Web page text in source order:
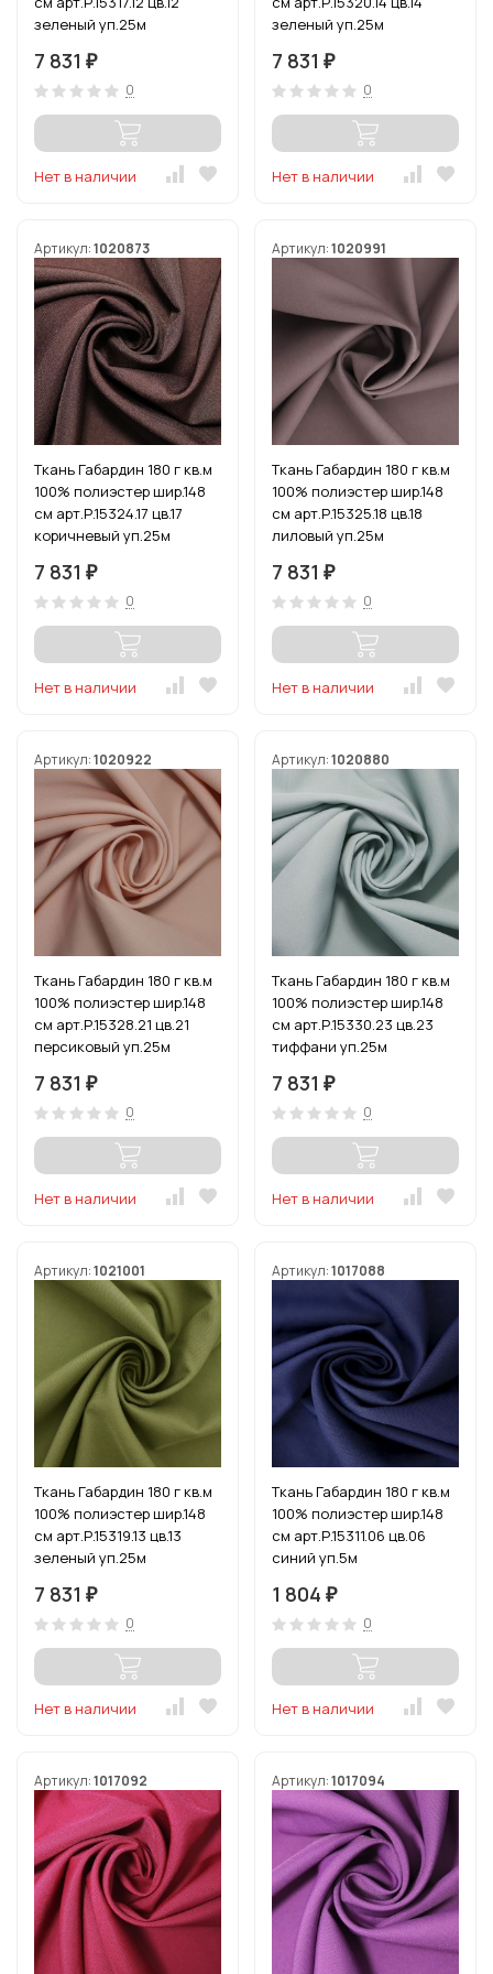
зеленый уп.25м
7 831 ₽
0
Нет в наличии
зеленый уп.25м
7 831 ₽
0
Нет в наличии
Артикул:1020873
Ткань Габардин 180 г кв.м
100% полиэстер шир.148
см арт.Р.15324.17 цв.17
коричневый уп.25м
7 831 ₽
0
Нет в наличии
Артикул:1020991
Ткань Габардин 180 г кв.м
100% полиэстер шир.148
см арт.Р.15325.18 цв.18
лиловый уп.25м
7 831 ₽
0
Нет в наличии
Артикул:1020922
Ткань Габардин 180 г кв.м
100% полиэстер шир.148
см арт.Р.15328.21 цв.21
персиковый уп.25м
7 831 ₽
0
Нет в наличии
Артикул:1020880
Ткань Габардин 180 г кв.м
100% полиэстер шир.148
см арт.Р.15330.23 цв.23
тиффани уп.25м
7 831 ₽
0
Нет в наличии
Артикул:1021001
Ткань Габардин 180 г кв.м
100% полиэстер шир.148
см арт.Р.15319.13 цв.13
зеленый уп.25м
7 831 ₽
0
Нет в наличии
Артикул:1017088
Ткань Габардин 180 г кв.м
100% полиэстер шир.148
см арт.Р.15311.06 цв.06
синий уп.5м
1 804 ₽
0
Нет в наличии
Артикул:1017092 Артикул:1017094